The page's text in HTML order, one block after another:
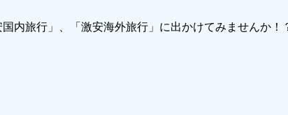
内旅行」、「激安海外旅行」に出かけてみませんか！